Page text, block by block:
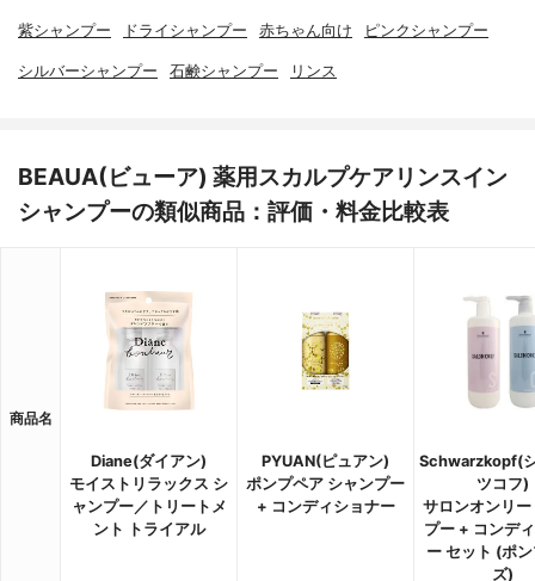
紫シャンプー ドライシャンプー 赤ちゃん向け ピンクシャンプー
シルバーシャンプー 石鹸シャンプー リンス
BEAUA(ビューア) 薬用スカルプケアリンスイン
シャンプーの類似商品：評価・料金比較表
商品名
Diane(ダイアン)
モイストリラックス シ
ャンプー／トリートメ
ント トライアル
PYUAN(ピュアン)
ポンプペア シャンプー
+ コンディショナー
Schwarzkopf(
ツコフ)
サロンオンリー
プー + コンデ
ー セット (ポ
ズ)